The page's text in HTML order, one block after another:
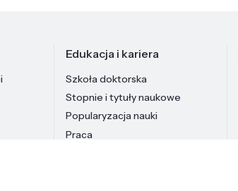
Edukacja i kariera
Szkoła doktorska
Stopnie i tytuły naukowe
Popularyzacja nauki
Praca